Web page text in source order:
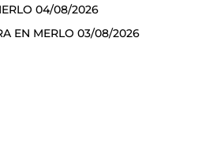
04/08/2026
EN MERLO 03/08/2026